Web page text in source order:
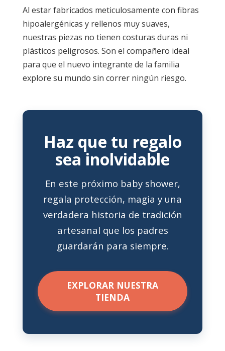
Al estar fabricados meticulosamente con fibras
hipoalergénicas y rellenos muy suaves,
nuestras piezas no tienen costuras duras ni
plásticos peligrosos. Son el compañero ideal
para que el nuevo integrante de la familia
explore su mundo sin correr ningún riesgo.
Haz que tu regalo
sea inolvidable
En este próximo baby shower,
regala protección, magia y una
verdadera historia de tradición
artesanal que los padres
guardarán para siempre.
EXPLORAR NUESTRA
TIENDA